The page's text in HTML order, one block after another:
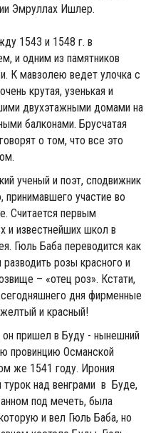
Эмруллах Ишлер.
1543 и 1548 г. в
и одним из памятников
К мавзолею ведет улочка с
крутая, узенькая и
двухэтажными домами на
балконами. Брусчатая
о том, что все это
ученый и поэт, сподвижник
принимавшего участие во
Считается первым
и известнейших школ в
Гюль Баба переводится как
розы красного и
– «отец роз». Кстати,
дня фирменные
и красный!
пришел в Буду - нынешний
провинцию Османской
же 1541 году. Ирония
над венграми в Буде,
под мечеть, была
и вел Гюль Баба, но